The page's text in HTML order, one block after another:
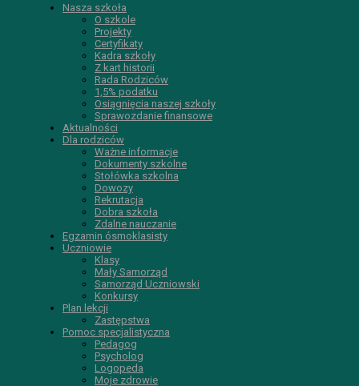
Nasza szkoła
O szkole
Projekty
Certyfikaty
Kadra szkoły
Z kart historii
Rada Rodziców
1,5% podatku
Osiągnięcia naszej szkoły
Sprawozdanie finansowe
Aktualności
Dla rodziców
Ważne informacje
Dokumenty szkolne
Stołówka szkolna
Dowozy
Rekrutacja
Dobra szkoła
Zdalne nauczanie
Egzamin ósmoklasisty
Uczniowie
Klasy
Mały Samorząd
Samorząd Uczniowski
Konkursy
Plan lekcji
Zastępstwa
Pomoc specjalistyczna
Pedagog
Psycholog
Logopeda
Moje zdrowie